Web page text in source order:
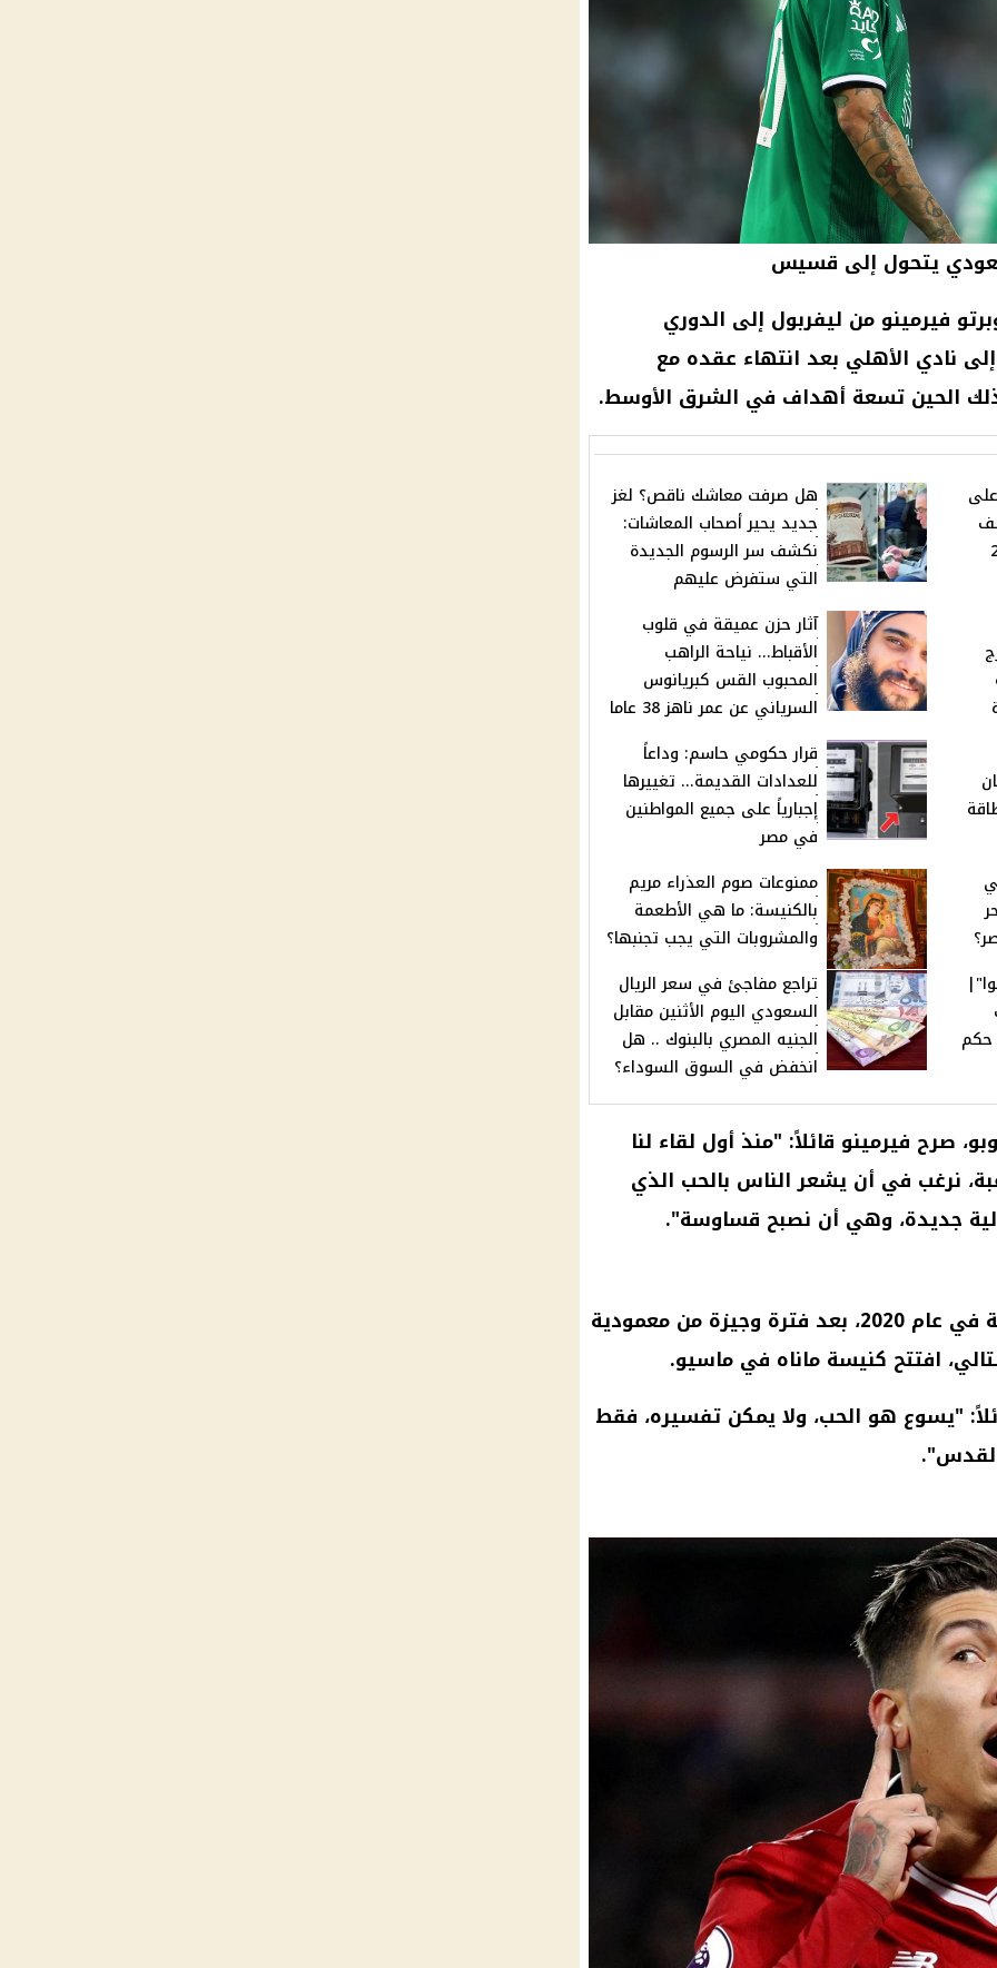
يتحول إلى قسيس
ليفربول إلى الدوري
نادي الأهلي بعد انتهاء عقده مع
ذلك الحين تسعة أهداف في الشرق الأوسط.
هل صرفت معاشك ناقص؟ لغز
جديد يحير أصحاب المعاشات:
نكشف سر الرسوم الجديدة
التي ستفرض عليهم
آثار حزن عميقة في قلوب
الأقباط... نياحة الراهب
المحبوب القس كبريانوس
السرياني عن عمر ناهز 38 عاما
بطاقة
قرار حكومي حاسم: وداعاً
للعدادات القديمة... تغييرها
إجبارياً على جميع المواطنين
في مصر
ممنوعات صوم العذراء مريم
بالكنيسة: ما هي الأطعمة
والمشروبات التي يجب تجنبها؟
حكم
تراجع مفاجئ في سعر الريال
السعودي اليوم الأثنين مقابل
الجنيه المصري بالبنوك .. هل
انخفض في السوق السوداء؟
صرح فيرمينو قائلاً: "منذ أول لقاء لنا
نرغب في أن يشعر الناس بالحب الذي
جديدة، وهي أن نصبح قساوسة".
خضع فيرمينو لطقوس المعمودية في عام 2020، بعد فترة وجيزة من معمودية
افتتح كنيسة ماناه في ماسيو.
"يسوع هو الحب، ولا يمكن تفسيره، فقط